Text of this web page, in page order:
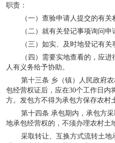
职责：
（一）查验申请人提交的有关
（二）就有关登记事项询问申
（三）如实、及时地登记有关
（四）需要实地查看的，应
人有义务给予协助。
第十三条 乡（镇）人民政府
包经营权证后，应在30个工作日内
方。发包方不得为承包方保存农村
第十四条 承包期内，承包方
地承包经营权的，不须办理农村土
采取转让、互换方式流转土